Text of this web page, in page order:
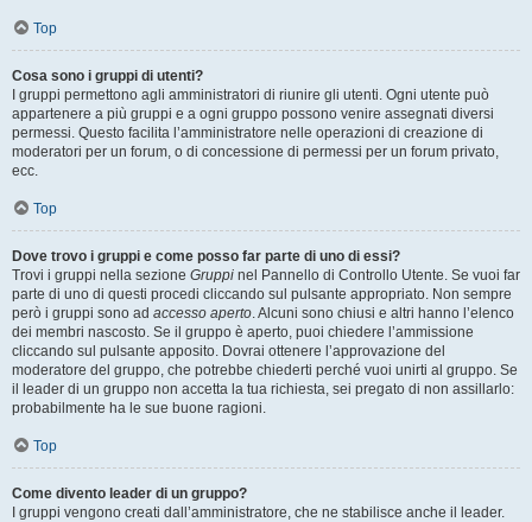
Top
Cosa sono i gruppi di utenti?
I gruppi permettono agli amministratori di riunire gli utenti. Ogni utente può
appartenere a più gruppi e a ogni gruppo possono venire assegnati diversi
permessi. Questo facilita l’amministratore nelle operazioni di creazione di
moderatori per un forum, o di concessione di permessi per un forum privato,
ecc.
Top
Dove trovo i gruppi e come posso far parte di uno di essi?
Trovi i gruppi nella sezione Gruppi nel Pannello di Controllo Utente. Se vuoi far
parte di uno di questi procedi cliccando sul pulsante appropriato. Non sempre
però i gruppi sono ad accesso aperto. Alcuni sono chiusi e altri hanno l’elenco
dei membri nascosto. Se il gruppo è aperto, puoi chiedere l’ammissione
cliccando sul pulsante apposito. Dovrai ottenere l’approvazione del
moderatore del gruppo, che potrebbe chiederti perché vuoi unirti al gruppo. Se
il leader di un gruppo non accetta la tua richiesta, sei pregato di non assillarlo:
probabilmente ha le sue buone ragioni.
Top
Come divento leader di un gruppo?
I gruppi vengono creati dall’amministratore, che ne stabilisce anche il leader.